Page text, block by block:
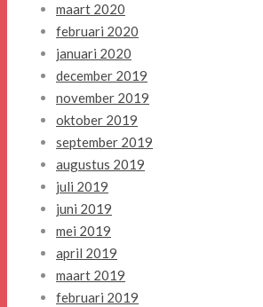
maart 2020
februari 2020
januari 2020
december 2019
november 2019
oktober 2019
september 2019
augustus 2019
juli 2019
juni 2019
mei 2019
april 2019
maart 2019
februari 2019